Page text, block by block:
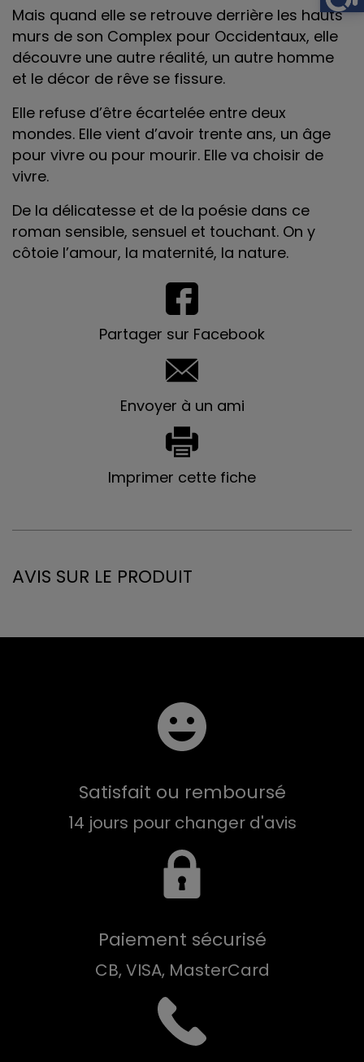
Mais quand elle se retrouve derrière les hauts
murs de son Complex pour Occidentaux, elle
découvre une autre réalité, un autre homme
et le décor de rêve se fissure.
Elle refuse d’être écartelée entre deux
mondes. Elle vient d’avoir trente ans, un âge
pour vivre ou pour mourir. Elle va choisir de
vivre.
De la délicatesse et de la poésie dans ce
roman sensible, sensuel et touchant. On y
côtoie l’amour, la maternité, la nature.
Partager sur Facebook
Envoyer à un ami
Imprimer cette fiche
AVIS SUR LE PRODUIT
Satisfait ou remboursé
14 jours pour changer d'avis
Paiement sécurisé
CB, VISA, MasterCard